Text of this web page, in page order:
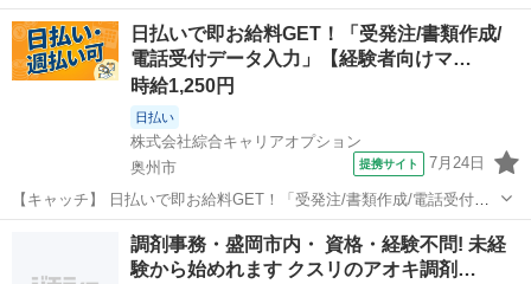
歓迎♪】先の予定も立てやすい♪土日祝休!ヘアスタイル自由☆高時給
1200円！ 【コメント】 ＼大手人材派遣会社で働きませんか♪／ 「新し
い職場は不安・・・...
岩手 奥州市 一般事務
日払いで即お給料GET！「受発注/書類作成/
電話受付データ入力」【経験者向けマ…
時給1,250円
日払い
株式会社綜合キャリアオプション
奥州市
提携サイト 7月24日
【キャッチ】 日払いで即お給料GET！「受発注/書類作成/電話受付デ
ータ入力」【経験者向けマイスターワーク！】プライベートも充実♪土
心スタート★★ 「派遣...
奥州市 一般事務
調剤事務・盛岡市内・ 資格・経験不問! 未経
験から始めれます クスリのアオキ調剤…